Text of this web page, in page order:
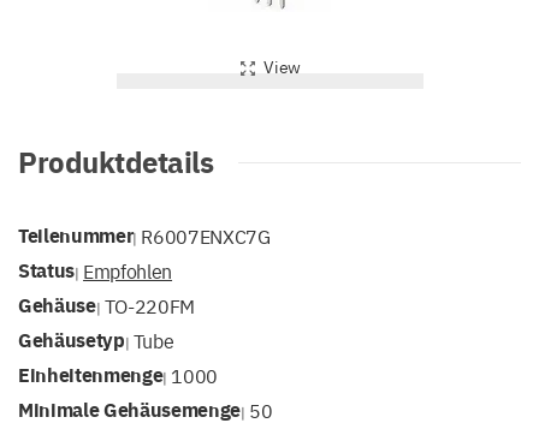
View
Produktdetails
Teilenummer| R6007ENXC7G
Status| Empfohlen
Gehäuse| TO-220FM
Gehäusetyp| Tube
Einheitenmenge| 1000
Minimale Gehäusemenge| 50